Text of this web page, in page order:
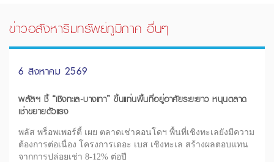
ข่าวอสังหาริมทรัพย์ภูมิภาค อื่นๆ
6 สิงหาคม 2569
พลัสฯ ชี้ “เชิงทะเล-บางเทา” ขึ้นแท่นพื้นที่อยู่อาศัยระยะยาว หนุนตลาด
เช่าขยายตัวแรง
พลัส พร็อพเพอร์ตี้ เผย ตลาดเช่าคอนโดฯ พื้นที่เชิงทะเลยังมีความ
ต้องการต่อเนื่อง โครงการเดอะ เบส เชิงทะเล สร้างผลตอบแทน
จากการปล่อยเช่า 8-12% ต่อปี